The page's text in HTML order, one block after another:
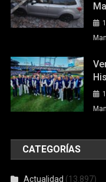
CATEGORÍAS
Actualidad (13.897)